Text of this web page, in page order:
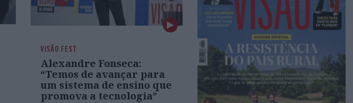
VISÃO FEST
Alexandre Fonseca:
“Temos de avançar para
um sistema de ensino que
promova a tecnologia”